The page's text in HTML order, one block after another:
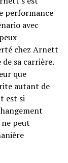
performance
avec
chez Arnett
sa carrière.
que
autant de
est si
ne peut